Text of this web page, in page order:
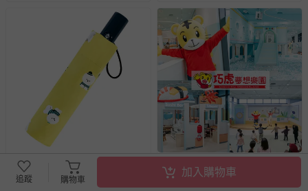
Rainstory - -8°降溫凍齡個人加
大自動傘-棉花糖比熊-400g
巧虎夢想樂園 - (巧虎夢想樂園)
【買一送一】平日暢玩兩大一
追蹤 購物車
加入購物車